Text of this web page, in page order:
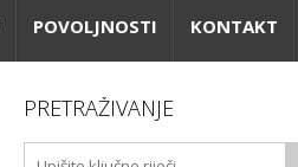
POVOLJNOSTI KONTAKT
PRETRAŽIVANJE